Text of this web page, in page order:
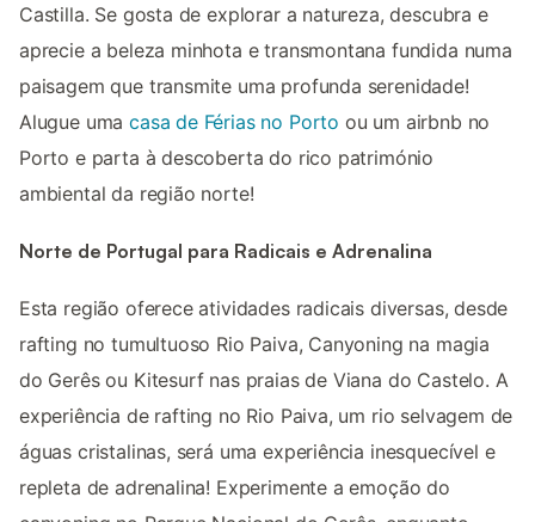
Castilla. Se gosta de explorar a natureza, descubra e
aprecie a beleza minhota e transmontana fundida numa
paisagem que transmite uma profunda serenidade!
Alugue umacasa de Férias no Porto ou um airbnb no
Porto e parta à descoberta do rico património
ambiental da região norte!
Norte de Portugal para Radicais e Adrenalina
Esta região oferece atividades radicais diversas, desde
rafting no tumultuoso Rio Paiva, Canyoning na magia
do Gerês ou Kitesurf nas praias de Viana do Castelo. A
experiência de rafting no Rio Paiva, um rio selvagem de
águas cristalinas, será uma experiência inesquecível e
repleta de adrenalina! Experimente a emoção do